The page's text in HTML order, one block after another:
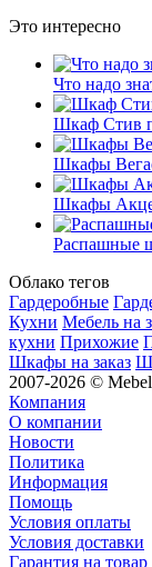
Это интересно
Что надо
Шкаф Стив
Шкафы
Шкафы
Распашные
Облако тегов
Гардеробные
Кухни Мебель на
кухни Прихожие
Шкафы на заказ
2007-2026 ©
Компания
О компании
Новости
Политика
Информация
Помощь
Условия оплаты
Условия доставки
Гарантия на товар